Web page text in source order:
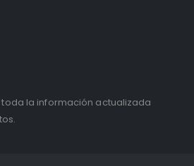
la información actualizada